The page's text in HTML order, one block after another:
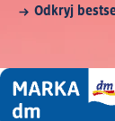
Odkryj